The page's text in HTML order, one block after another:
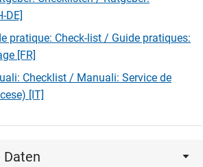
DE]
pratique: Check-list / Guide pratiques:
[FR]
Checklist / Manuali: Service de
[IT]
Daten